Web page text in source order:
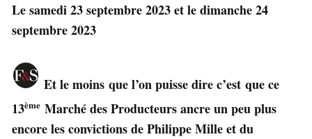
Le samedi 23 septembre 2023 et le dimanche 24
septembre 2023
Et le moins que l’on puisse dire c’est que ce
13ème Marché des Producteurs ancre un peu plus
encore les convictions de Philippe Mille et du